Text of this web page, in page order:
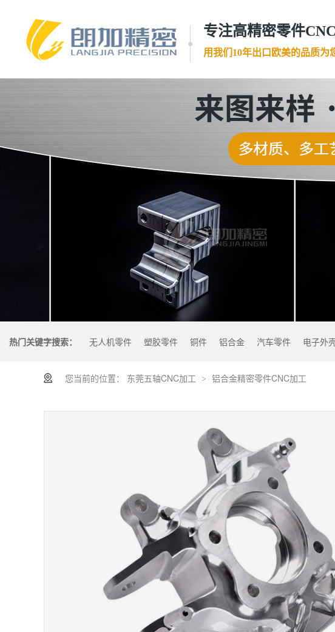
专注高精密零件
用我们10年出口欧美的品质为
热门关键字搜索： 无人机零件 塑胶零件 铜件 铝合金 汽车零件 电子外
您当前的位置： 东莞五轴CNC加工 > 铝合金精密零件CNC加工
什么是机加工零件？